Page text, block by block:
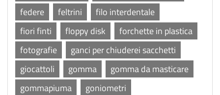
federe
feltrini
filo interdentale
fiori finti
floppy disk
forchette in plastica
fotografie
ganci per chiuderei sacchetti
giocattoli
gomma
gomma da masticare
gommapiuma
goniometri